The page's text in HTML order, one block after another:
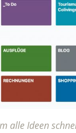
alle Ideen